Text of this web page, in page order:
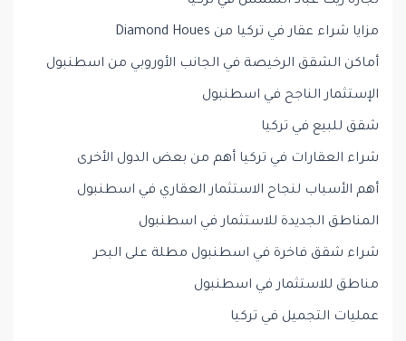
مزايا شراء عقار في تركيا من Diamond Houes
أماكن الشقق الرخيصة في الجانب الأوروبي من اسطنبول
الإستثمار الناجح في اسطنبول
شقق للبيع في تركيا
شراء العقارات في تركيا أهم من بعض الدول الأخرى
أهم الأسباب لنجاح الاستثمار العقاري في اسطنبول
المناطق الجديدة للاستثمار في اسطنبول
شراء شقق فاخرة في اسطنبول مطلة على البحر
مناطق للاستثمار في اسطنبول
عمليات التجميل في تركيا